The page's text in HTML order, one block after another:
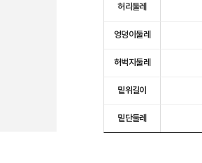
허리둘레
엉덩이둘레
허벅지둘레
밑위길이
밑단둘레